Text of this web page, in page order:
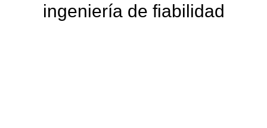
ingeniería de fiabilidad